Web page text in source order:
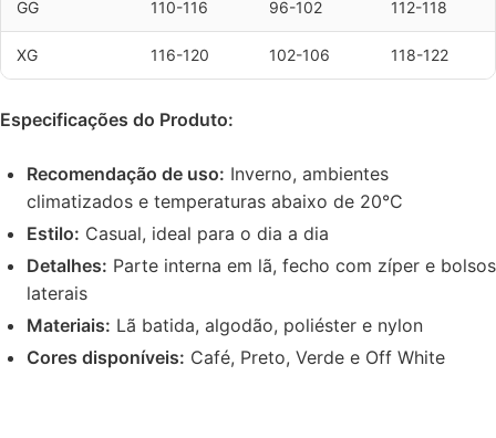
GG 110-116 96-102 112-118
XG 116-120 102-106 118-122
Especificações do Produto:
Recomendação de uso: Inverno, ambientes
climatizados e temperaturas abaixo de 20°C
Estilo: Casual, ideal para o dia a dia
Detalhes: Parte interna em lã, fecho com zíper e bolsos
laterais
Materiais: Lã batida, algodão, poliéster e nylon
Cores disponíveis: Café, Preto, Verde e Off White